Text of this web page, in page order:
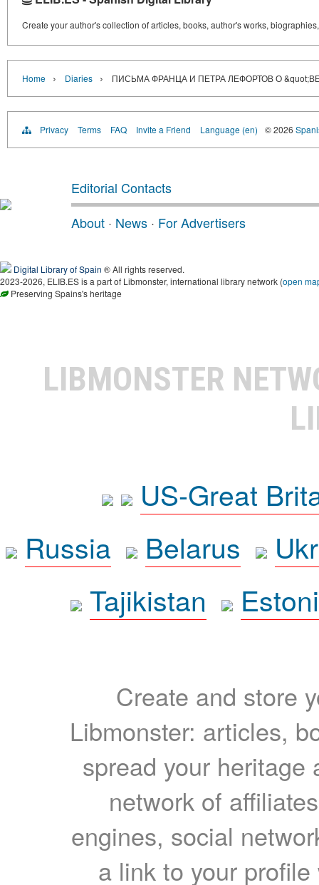
Create your author's collection of articles, books, author's works,
Home › Diaries › ПИСЬМА ФРАНЦА И ПЕТРА ЛЕФОРТОВ О
Privacy Terms FAQ Invite a Friend Language (en) © 2026
Editorial Contacts
About · News · For Advertisers
Digital Library of Spain ® All rights reserved.
2023-2026, ELIB.ES is a part of Libmonster, international library network (open
Preserving Spains's heritage
LIBMONSTER
US-Great
Russia
Belarus
Tajikistan
Create and store
Libmonster: articles,
spread your heritage
network of
engines, social
a link to your